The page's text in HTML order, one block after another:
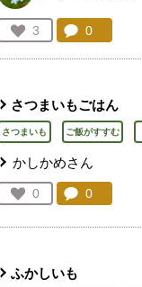
お気に入り登録：
3
人が登録
コメント：
0
さつまいもごはん
さつまいも ご飯がすすむ
かしかめさん
お気に入り登録：
0
人が登録
コメント：
0
ふかしいも